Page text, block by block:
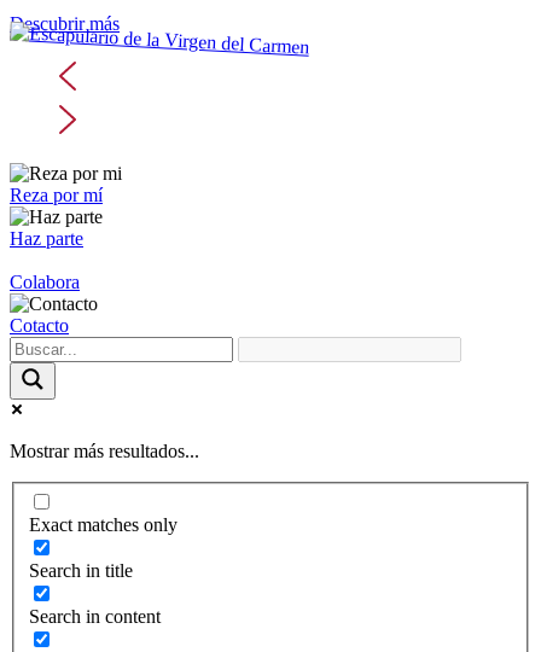
Descubrir más
Reza por mí
Haz parte
Colabora
Cotacto
Mostrar más resultados...
Exact matches only
Search in title
Search in content